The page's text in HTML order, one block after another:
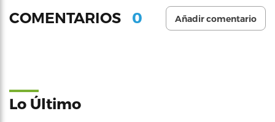
COMENTARIOS 0 Añadir comentario
Lo Último